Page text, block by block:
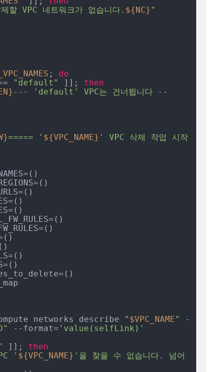
제할 VPC 네트워크가 없습니다. ${NC} "
; do
"default" ]]; then
--- 'default' VPC는 건너뜁니다 --
===== ' ${VPC_NAME} ' VPC 삭제 작업 시작
networks describe
" $VPC_NAME"
-
" --format= 'value(selfLink)'
]]; then
' ${VPC_NAME} '을 찾을 수 없습니다. 넘어